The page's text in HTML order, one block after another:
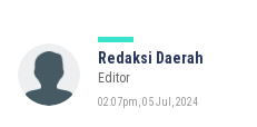
Redaksi Daerah
Editor
02:07pm, 05 Jul, 2024